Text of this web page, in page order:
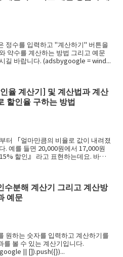
정수를 입력하고 "계산하기" 버튼을
약수를 계산하는 방법 그리고 예문
길 바랍니다. (adsbygoogle = wind...
율 계산기] 및 계산법과 계산
할인율 구하는 방법
터 「얼마만큼의 비율로 값이 내려졌
. 예를 들면 20,000원에서 17,000원
할인』 라고 표현하는데요. 바로
수분해 계산기 그리고 계산방
예문
원하는 숫자를 입력하고 계산하기를
를 볼 수 있는 계산기입니다.
|| []).push({})...